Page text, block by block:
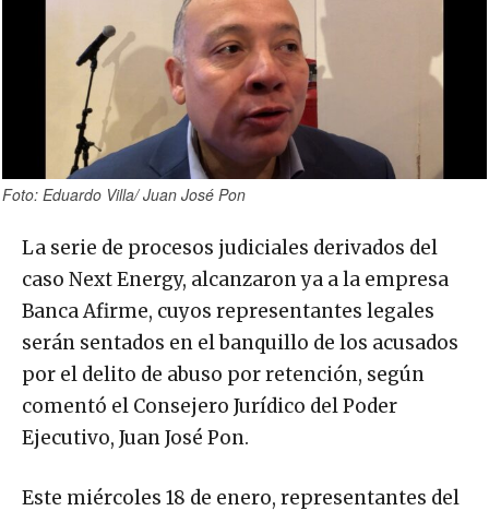
Foto: Eduardo Villa/ Juan José Pon
La serie de procesos judiciales derivados del
caso Next Energy, alcanzaron ya a la empresa
Banca Afirme, cuyos representantes legales
serán sentados en el banquillo de los acusados
por el delito de abuso por retención, según
comentó el Consejero Jurídico del Poder
Ejecutivo, Juan José Pon.
Este miércoles 18 de enero, representantes del